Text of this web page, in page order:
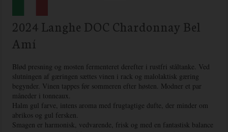
2024 Langhe DOC Chardonnay Bel
Amí
Blød presning og mosten fermenteret derefter i rustfri ståltanke. Ved
slutningen af gæringen sættes vinen i rack og malolaktisk gæring
begynder. Vinen tappes før sommeren efter høsten. Modner et par
måneder i tonneaux.
Halm gul farve, intens aroma med frugtagtige dufte, der minder om
abrikos og gul fersken.
Smagen er harmonisk, vedvarende, frisk og med en fantastisk balance